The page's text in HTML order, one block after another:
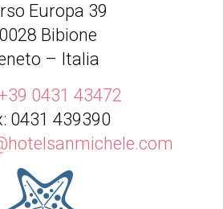
Europa 39
Bibione
– Italia
0431 43472
0431 439390